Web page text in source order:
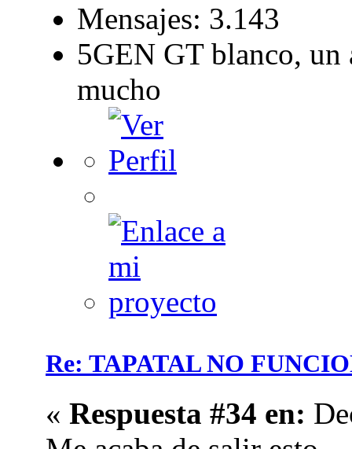
Mensajes: 3.143
5GEN GT blanco, un
mucho
Re: TAPATAL NO
« Respuesta #34 en: